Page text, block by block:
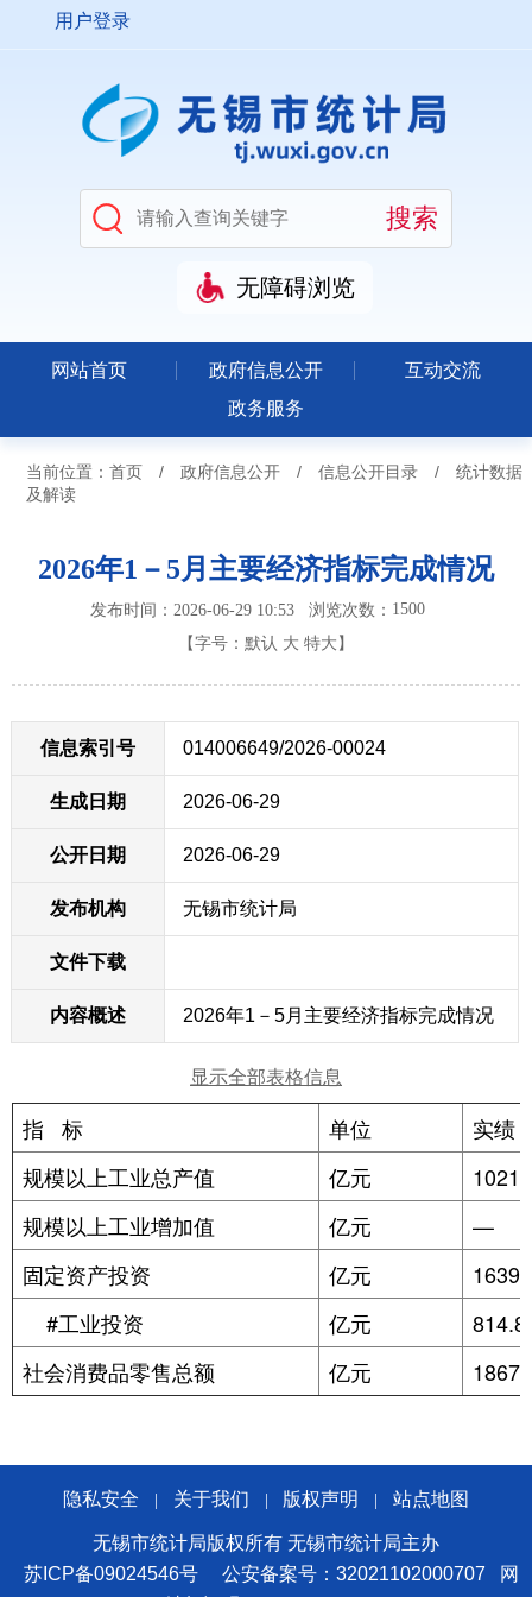
用户登录
无障碍浏览
网站首页 政府信息公开
互动交流
政务服务
当前位置： 首页 / 政府信息公开 / 信息公开目录 /
统计数据
及解读
2026年1－5月主要经济指标完成情况
发布时间：2026-06-29 10:53浏览次数： 1500
【字号： 默认 大 特大 】
信息索引号 014006649/2026-00024
生成日期 2026-06-29
公开日期 2026-06-29
发布机构 无锡市统计局
文件下载
内容概述 2026年1－5月主要经济指标完成情况
显示全部表格信息
指 标 单位
实绩
规模以上工业总产值
亿元
规模以上工业增加值
亿元
—
固定资产投资
亿元
#工业投资
亿元
社会消费品零售总额
亿元
隐私安全 关于我们 版权声明 站点地图
无锡市统计局版权所有 无锡市统计局主办
苏ICP备09024546号
公安备案号：32021102000707
网